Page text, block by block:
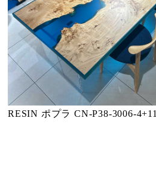
RESIN ポプラ CN-P38-3006-4+11